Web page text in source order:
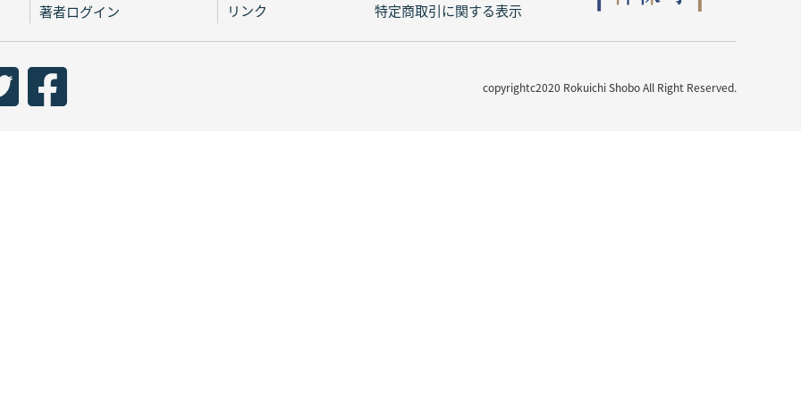
著者ログイン リンク 特定商取引に関する表示
copyrightc2020 Rokuichi Shobo All Right Reserved.